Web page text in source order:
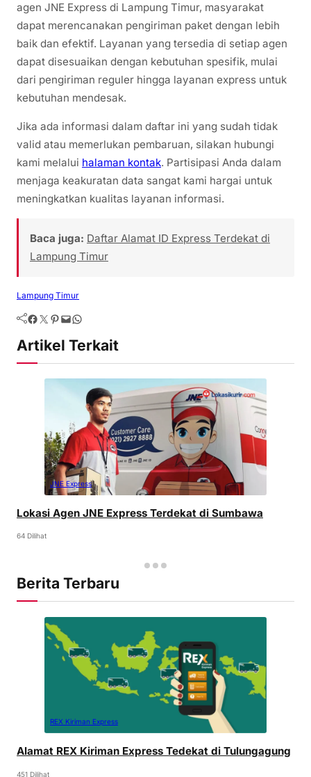
agen JNE Express di Lampung Timur, masyarakat
dapat merencanakan pengiriman paket dengan lebih
baik dan efektif. Layanan yang tersedia di setiap agen
dapat disesuaikan dengan kebutuhan spesifik, mulai
dari pengiriman reguler hingga layanan express untuk
kebutuhan mendesak.
Jika ada informasi dalam daftar ini yang sudah tidak
valid atau memerlukan pembaruan, silakan hubungi
kami melalui halaman kontak. Partisipasi Anda dalam
menjaga keakuratan data sangat kami hargai untuk
meningkatkan kualitas layanan informasi.
Baca juga: Daftar Alamat ID Express Terdekat di
Lampung Timur
Lampung Timur
Artikel Terkait
JNE Express
Lokasi Agen JNE Express Terdekat di Sumbawa
64 Dilihat
Berita Terbaru
REX Kiriman Express
Alamat REX Kiriman Express Tedekat di Tulungagung
451 Dilihat